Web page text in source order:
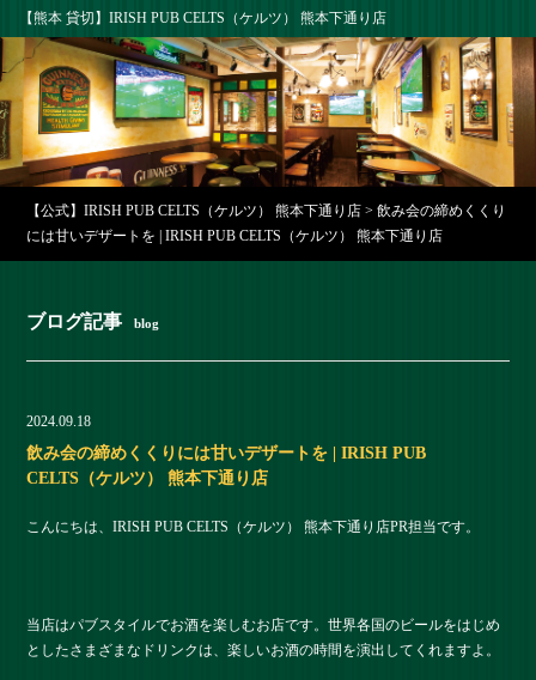
【熊本 貸切】IRISH PUB CELTS（ケルツ） 熊本下通り店
【公式】IRISH PUB CELTS（ケルツ） 熊本下通り店 >飲み会の締めくくり
には甘いデザートを | IRISH PUB CELTS（ケルツ） 熊本下通り店
ブログ記事 blog
2024.09.18
飲み会の締めくくりには甘いデザートを | IRISH PUB
CELTS（ケルツ） 熊本下通り店
こんにちは、IRISH PUB CELTS（ケルツ） 熊本下通り店PR担当です。
当店はパブスタイルでお酒を楽しむお店です。世界各国のビールをはじめ
としたさまざまなドリンクは、楽しいお酒の時間を演出してくれますよ。